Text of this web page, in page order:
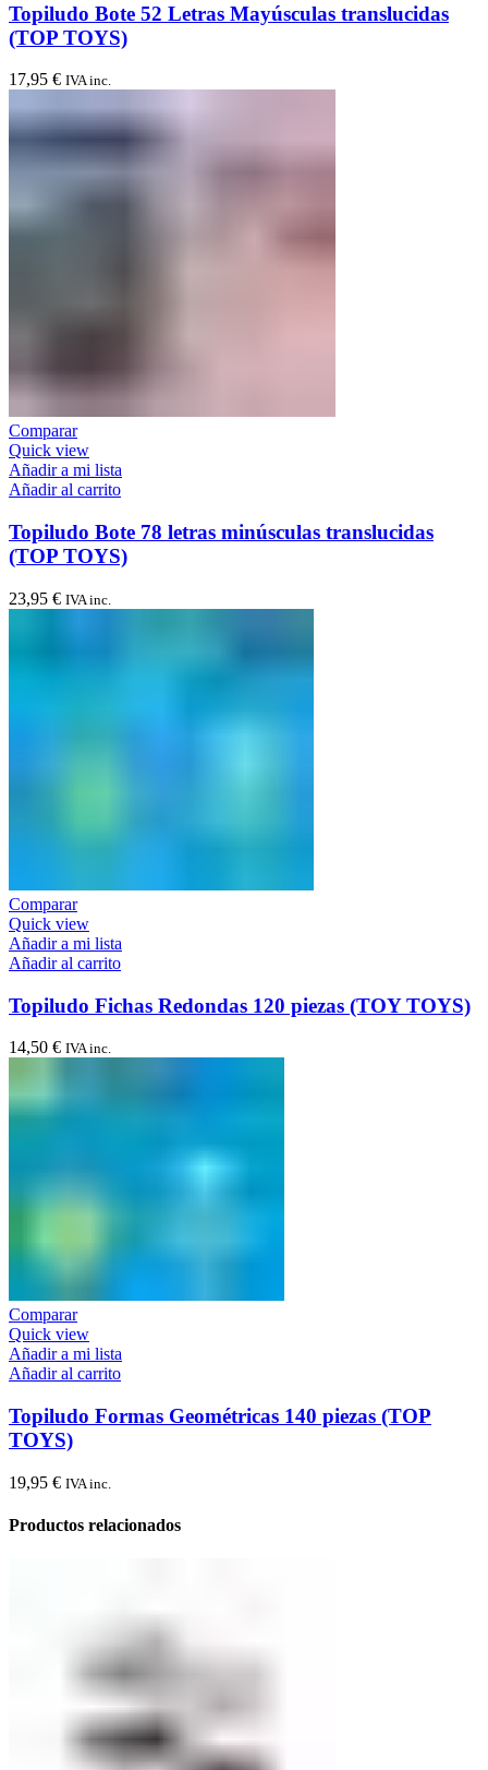
Topiludo Bote 52 Letras Mayúsculas translucidas
(TOP TOYS)
17,95 € IVA inc.
Comparar
Quick view
Añadir a mi lista
Añadir al carrito
Topiludo Bote 78 letras minúsculas translucidas
(TOP TOYS)
23,95 € IVA inc.
Comparar
Quick view
Añadir a mi lista
Añadir al carrito
Topiludo Fichas Redondas 120 piezas (TOY TOYS)
14,50 € IVA inc.
Comparar
Quick view
Añadir a mi lista
Añadir al carrito
Topiludo Formas Geométricas 140 piezas (TOP
TOYS)
19,95 € IVA inc.
Productos relacionados